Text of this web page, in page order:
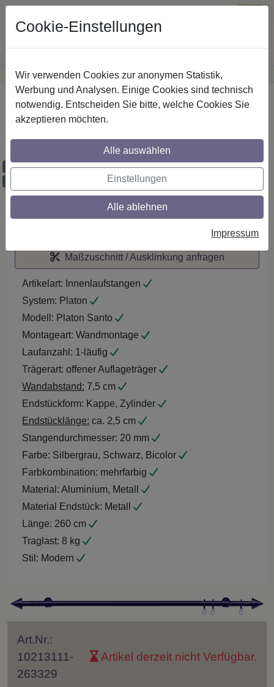
Günstige Versandkosteninnerhalb Österreichs· Sichere Zahlung
Startseite
IL-Stilg. 20 mm 1-lfg. Platon Santo 260 cm
Silbergrau/Schwarz
Maßzuschnitt möglich
Maßzuschnitt / Ausklinkung anfragen
Artikelart: Innenlaufstangen
System: Platon
Modell: Platon Santo
Montageart: Wandmontage
Laufanzahl: 1-läufig
Trägerart: offener Auflageträger
Wandabstand: 7,5 cm
Endstückform: Kappe, Zylinder
Endstücklänge: ca. 2,5 cm
Stangendurchmesser: 20 mm
Farbe: Silbergrau, Schwarz, Bicolor
Farbkombination: mehrfarbig
Material: Aluminium, Metall
Material Endstück: Metall
Länge: 260 cm
Traglast: 8 kg
Stil: Modern
Art.Nr.:
10213111-
263329
Artikel derzeit nicht Verfügbar.
Cookie-Einstellungen
Wir verwenden Cookies zur anonymen Statistik,
Werbung und Analysen. Einige Cookies sind technisch
notwendig. Entscheiden Sie bitte, welche Cookies Sie
akzeptieren möchten.
Alle auswählen
Einstellungen
Alle ablehnen
Impressum